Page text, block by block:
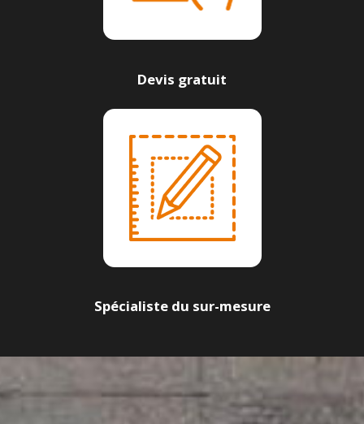
Devis gratuit
Spécialiste du sur-mesure